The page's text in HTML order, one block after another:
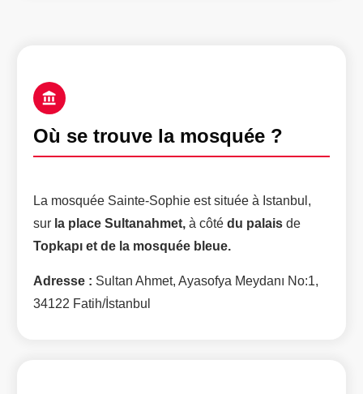
Où se trouve la mosquée ?
La mosquée Sainte-Sophie est située à Istanbul,
sur la place Sultanahmet, à côté du palais de
Topkapı et de la mosquée bleue.
Adresse : Sultan Ahmet, Ayasofya Meydanı No:1,
34122 Fatih/İstanbul